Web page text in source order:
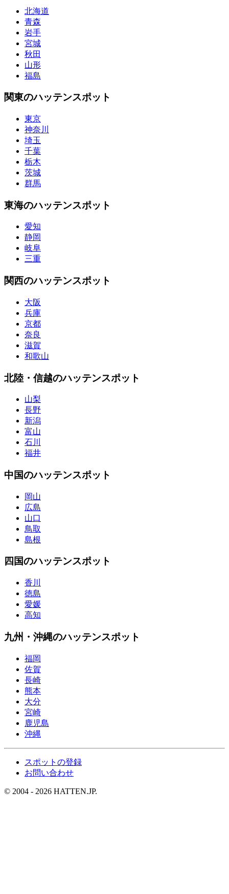
北海道
青森
岩手
宮城
秋田
山形
福島
関東のハッテンスポット
東京
神奈川
埼玉
千葉
栃木
茨城
群馬
東海のハッテンスポット
愛知
静岡
岐阜
三重
関西のハッテンスポット
大阪
兵庫
京都
奈良
滋賀
和歌山
北陸・信越のハッテンスポット
山梨
長野
新潟
富山
石川
福井
中国のハッテンスポット
岡山
広島
山口
鳥取
島根
四国のハッテンスポット
香川
徳島
愛媛
高知
九州・沖縄のハッテンスポット
福岡
佐賀
長崎
熊本
大分
宮崎
鹿児島
沖縄
スポットの登録
お問い合わせ
© 2004 - 2026 HATTEN.JP.